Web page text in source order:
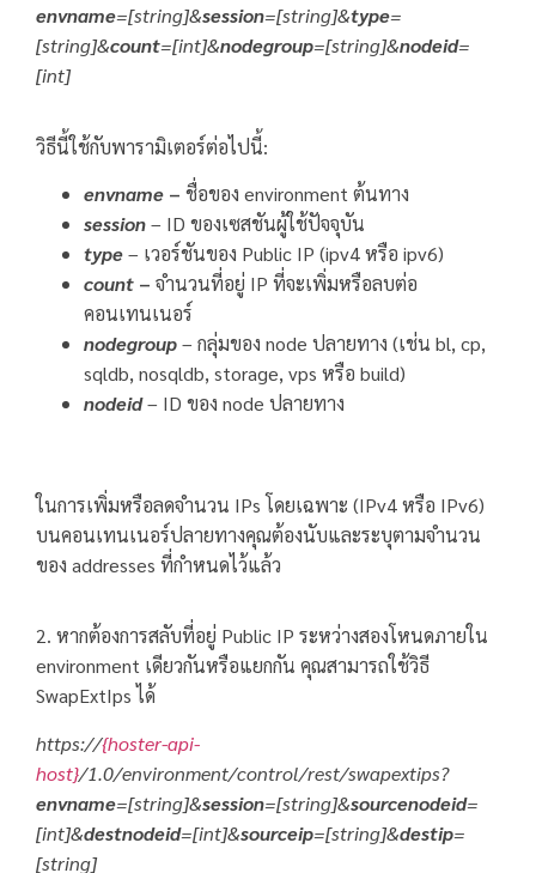
envname=[string]&session=[string]&type=
[string]&count=[int]&nodegroup=[string]&nodeid=
[int]
วิธีนี้ใช้กับพารามิเตอร์ต่อไปนี้:
envname – ชื่อของ environment ต้นทาง
session– ID ของเซสชันผู้ใช้ปัจจุบัน
type– เวอร์ชันของ Public IP (ipv4 หรือ ipv6)
count – จำนวนที่อยู่ IP ที่จะเพิ่มหรือลบต่อ
คอนเทนเนอร์
nodegroup– กลุ่มของ node ปลายทาง (เช่น bl, cp,
sqldb, nosqldb, storage, vps หรือ build)
nodeid– ID ของ node ปลายทาง
ในการเพิ่มหรือลดจำนวน IPs โดยเฉพาะ (IPv4 หรือ IPv6)
บนคอนเทนเนอร์ปลายทางคุณต้องนับและระบุตามจำนวน
ของ addresses ที่กำหนดไว้แล้ว
2. หากต้องการสลับที่อยู่ Public IP ระหว่างสองโหนดภายใน
environment เดียวกันหรือแยกกัน คุณสามารถใช้วิธี
SwapExtIps ได้
https://{hoster-api-
host}/1.0/environment/control/rest/swapextips?
envname=[string]&session=[string]&sourcenodeid=
[int]&destnodeid=[int]&sourceip=[string]&destip=
[string]